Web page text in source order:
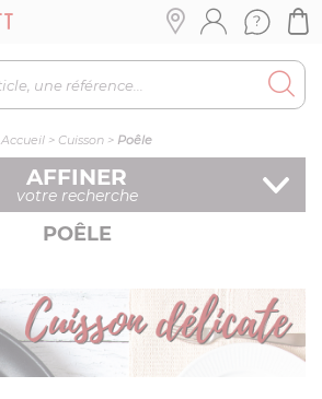
Accueil > Cuisson > Poêle
AFFINER
votre recherche
POÊLE